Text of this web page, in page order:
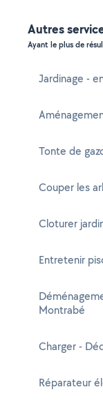
Autres
Ayant le plus de
Jardinage -
Tonte de
Couper les
Cloturer
Entretenir
Montrabé
Charger -
Réparateur